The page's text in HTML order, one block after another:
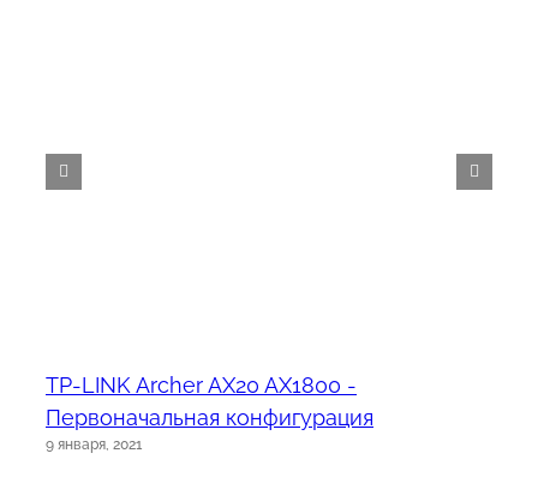
TP-LINK Archer AX20 AX1800 -
Первоначальная конфигурация
9 января, 2021